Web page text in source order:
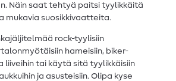
Näin saat tehtyä paitsi tyylikkäitä
mukavia suosikkivaatteita.
rock-tyylisiin
hameisiin, biker-
liiveihin tai käytä sitä tyylikkäisiin
ja asusteisiin. Olipa kyse